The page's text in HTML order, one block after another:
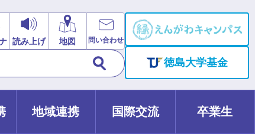
読み上げ 地図 問い合わせ
徳島大学基金
地域連携 国際交流 卒業生